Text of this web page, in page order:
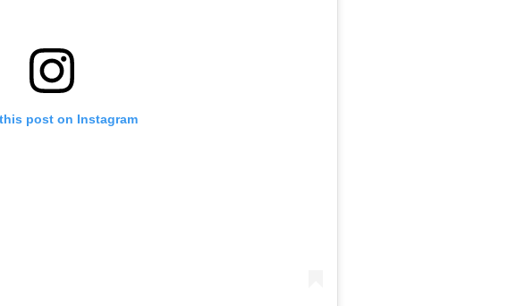
post on Instagram